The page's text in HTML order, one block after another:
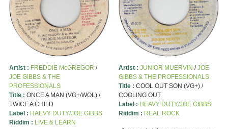
Artist : FREDDIE McGREGOR /
JOE GIBBS & THE
PROFESSIONALS
Title : ONCE A MAN (VG+/WOL) /
TWICE A CHILD
Label : HAEVY DUTY/JOE GIBBS
Riddim : LIVE & LEARN
Artist : JUNIOR MUERVIN /JOE
GIBBS & THE PROFESSIONALS
Title : COOL OUT SON (VG+) /
COOLING OUT
Label : HEAVY DUTY/JOE GIBBS
Riddim : REAL ROCK